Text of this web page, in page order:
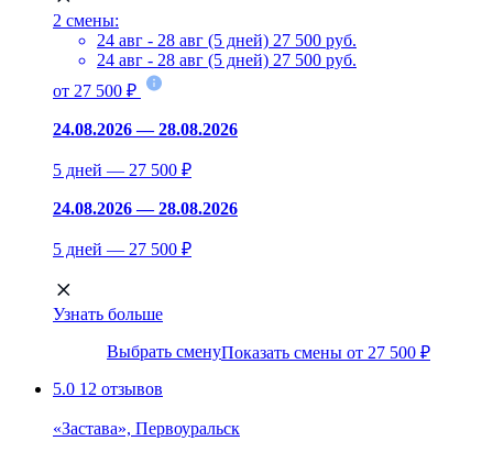
2 смены:
24 авг - 28 авг (5 дней) 27 500 руб.
24 авг - 28 авг (5 дней) 27 500 руб.
от 27 500 ₽
24.08.2026 — 28.08.2026
5 дней — 27 500 ₽
24.08.2026 — 28.08.2026
5 дней — 27 500 ₽
Узнать больше
Выбрать сменуПоказать смены от 27 500 ₽
5.0 12 отзывов
«Застава», Первоуральск